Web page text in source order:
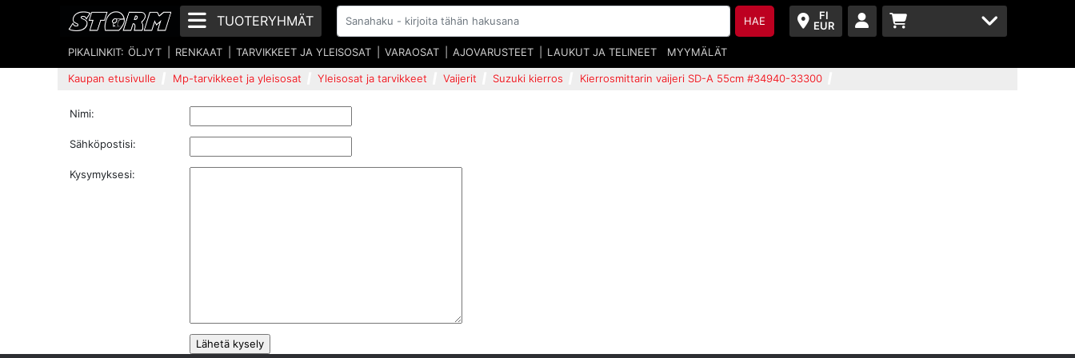
FI
EUR
TUOTERYHMÄT HAE
PIKALINKIT: ÖLJYT RENKAAT TARVIKKEET JA YLEISOSAT VARAOSAT AJOVARUSTEET LAUKUT JA TELINEET MYYMÄLÄT
Kaupan etusivulle Mp-tarvikkeet ja yleisosat Yleisosat ja tarvikkeet Vaijerit Suzuki kierros Kierrosmittarin vaijeri SD-A 55cm #34940-33300
Nimi:
Sähköpostisi:
Kysymyksesi: